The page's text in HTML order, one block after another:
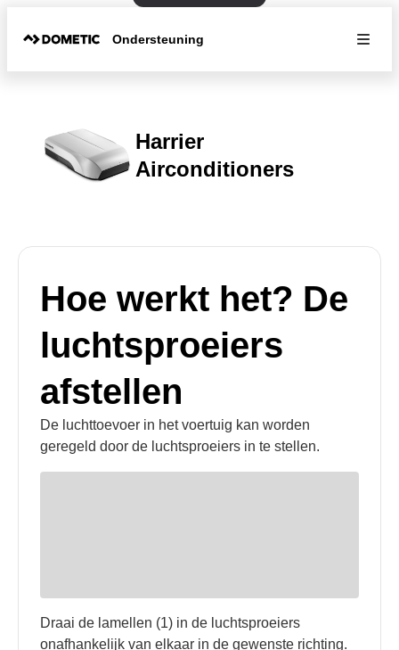
Ondersteuning
Harrier
Airconditioners
Hoe werkt het? De
luchtsproeiers
afstellen
De luchttoevoer in het voertuig kan worden
geregeld door de luchtsproeiers in te stellen.
Draai de lamellen (1) in de luchtsproeiers
onafhankelijk van elkaar in de gewenste richting.